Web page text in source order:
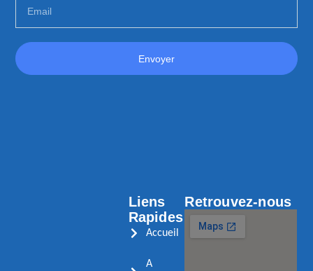
Envoyer
Liens
Rapides
Accueil
A
Retrouvez-nous